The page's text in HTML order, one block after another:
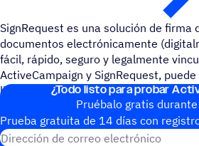
SignRequest es una solución de
documentos electrónicamente
fácil, rápido, seguro y legalmente
ActiveCampaign y SignRequest,
lista que tengan documentos recién
¿Todo listo para probar
Pruébalo gratis
Prueba gratuita de 14 días con